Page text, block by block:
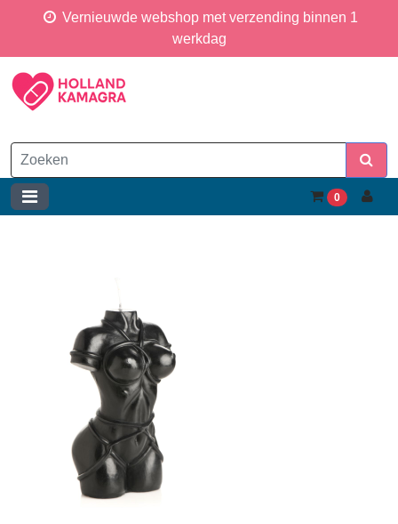
Vernieuwde webshop met verzending binnen 1
werkdag
0